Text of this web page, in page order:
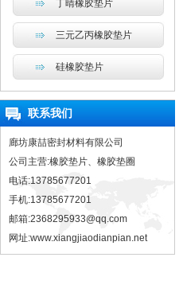
丁晴橡胶垫片
三元乙丙橡胶垫片
硅橡胶垫片
联系我们
廊坊康喆密封材料有限公司
公司主营:橡胶垫片、橡胶垫圈
电话:13785677201
手机:13785677201
邮箱:2368295933@qq.com
网址:www.xiangjiaodianpian.net